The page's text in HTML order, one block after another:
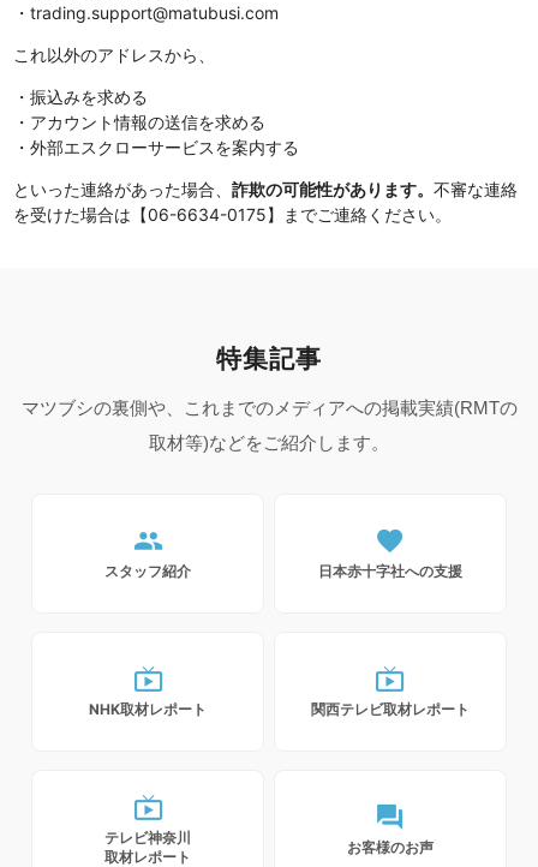
・trading.support@matubusi.com
これ以外のアドレスから、
・振込みを求める
・アカウント情報の送信を求める
・外部エスクローサービスを案内する
といった連絡があった場合、 詐欺の可能性があります。 不審な連絡
を受けた場合は【06-6634-0175】までご連絡ください。
特集記事
マツブシの裏側や、これまでのメディアへの掲載実績(RMTの
取材等)などをご紹介します。
people
スタッフ紹介
favorite
日本赤十字社への支援
live_tv
NHK取材レポート
live_tv
関西テレビ取材レポート
live_tv
テレビ神奈川
取材レポート
forum
お客様のお声